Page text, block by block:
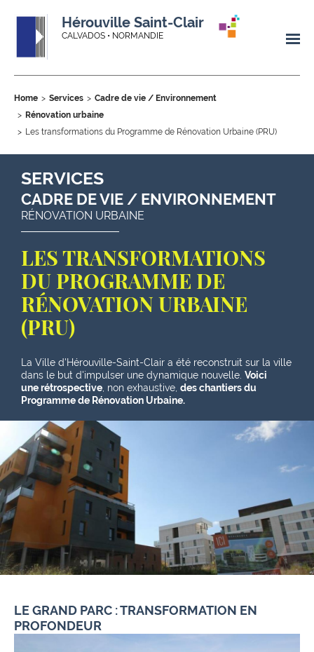
Hérouville Saint-Clair
CALVADOS • NORMANDIE
Home Services
Cadre de vie / Environnement
Rénovation urbaine
Les transformations du Programme de Rénovation Urbaine (PRU)
SERVICES
CADRE DE VIE / ENVIRONNEMENT
RÉNOVATION URBAINE
LES TRANSFORMATIONS
DU PROGRAMME DE
RÉNOVATION URBAINE
(PRU)
La Ville d'Hérouville-Saint-Clair a été reconstruit sur la ville
dans le but d'impulser une dynamique nouvelle. Voici
une rétrospective , non exhaustive, des chantiers du
Programme de Rénovation Urbaine.
LE GRAND PARC : TRANSFORMATION EN
PROFONDEUR